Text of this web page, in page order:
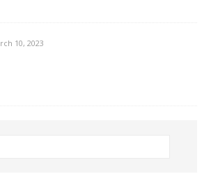
10, 2023